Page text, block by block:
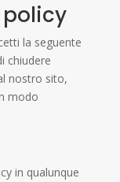
la seguente
chiudere
nostro sito,
modo
in qualunque